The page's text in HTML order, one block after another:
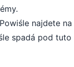
najdete na
spadá pod